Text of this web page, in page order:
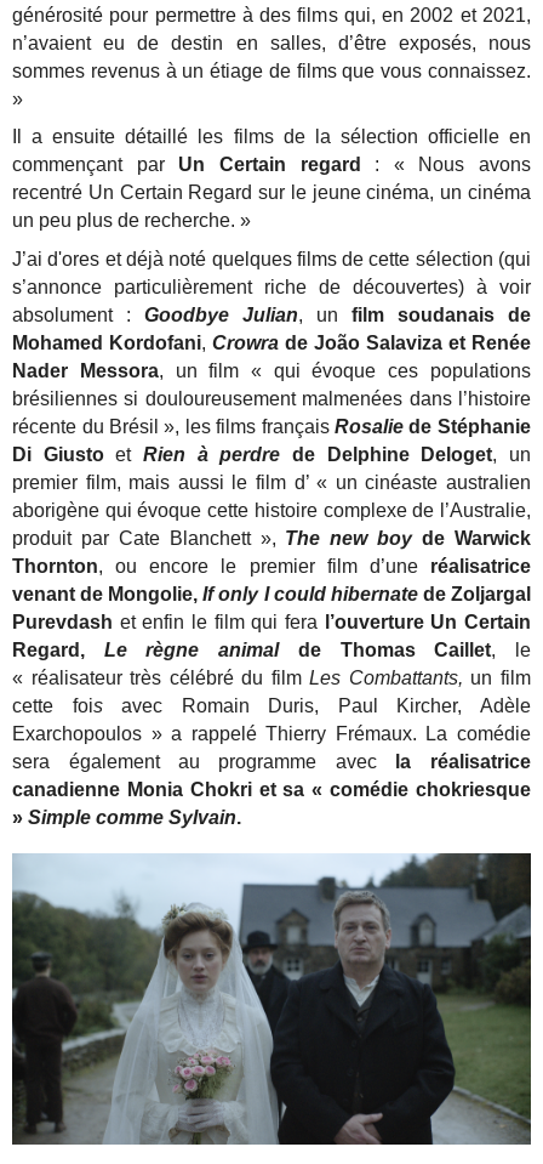
générosité pour permettre à des films qui, en 2002 et 2021,
n’avaient eu de destin en salles, d’être exposés, nous
sommes revenus à un étiage de films que vous connaissez.
»
Il a ensuite détaillé les films de la sélection officielle en
commençant par Un Certain regard
: « Nous avons
recentré Un Certain Regard sur le jeune cinéma, un cinéma
un peu plus de recherche. »
J’ai d'ores et déjà noté quelques films de cette sélection (qui
s’annonce particulièrement riche de découvertes) à voir
absolument :
Goodbye Julian, un film soudanais de
Mohamed Kordofani,Crowra de João Salaviza et Renée
Nader Messora, un film « qui évoque ces populations
brésiliennes si douloureusement malmenées dans l’histoire
récente du Brésil », les films françaisRosaliede Stéphanie
Di GiustoetRien à perdre de Delphine Deloget, un
premier film, mais aussi le film d’ « un cinéaste australien
aborigène qui évoque cette histoire complexe de l’Australie,
produit par Cate Blanchett », The new boyde Warwick
Thornton, ou encore le premier film d’une réalisatrice
venant de Mongolie, If only I could hibernatede Zoljargal
Purevdash et enfin le film qui fera
l’ouverture Un Certain
Regard, Le règne animal de Thomas Caillet, le
« réalisateur très célébré du filmLes Combattants, un film
cette foisavec Romain Duris, Paul Kircher, Adèle
Exarchopoulos » a rappelé Thierry Frémaux. La comédie
sera également au programme avec
la réalisatrice
canadienne Monia Chokri et sa « comédie chokriesque
»Simple comme Sylvain.